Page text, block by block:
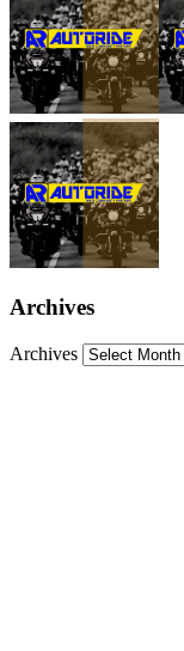
Archives
Archives